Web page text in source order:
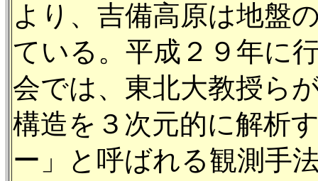
より、吉備高原は地盤
ている。平成２９年に
会では、東北大教授ら
構造を３次元的に解析
ー」と呼ばれる観測手